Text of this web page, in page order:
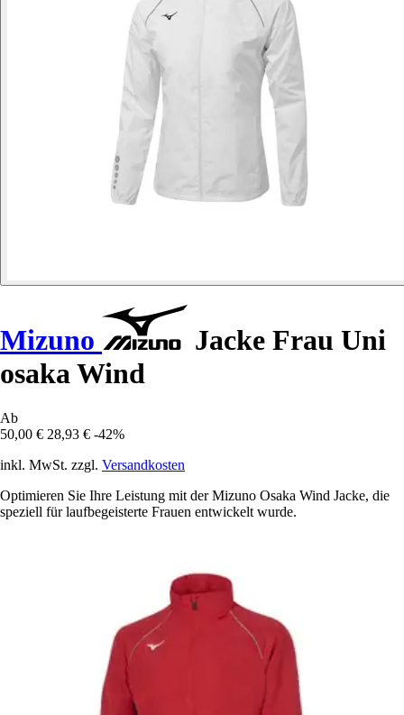
Mizuno
Jacke Frau Uni
osaka Wind
Ab
50,00 € 28,93 € -42%
inkl. MwSt. zzgl. Versandkosten
Optimieren Sie Ihre Leistung mit der Mizuno Osaka Wind Jacke, die
speziell für laufbegeisterte Frauen entwickelt wurde.